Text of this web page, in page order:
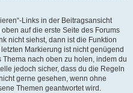
Links in der Beitragsansicht
auf die erste Seite des Forums
nicht siehst, dann ist die Funktion
Markierung ist nicht genügend
nach oben zu holen, indem du
jedoch sicher, dass du die Regeln
gerne gesehen, wenn ohne
Themen geantwortet wird.